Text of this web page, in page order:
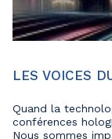
LES VOICES
Quand la
conférences
Nous sommes